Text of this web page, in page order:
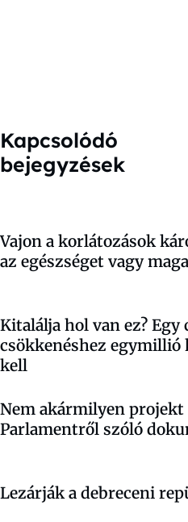
Kapcsolódó
bejegyzések
Vajon a korlátozások
az egészséget vagy
Kitalálja hol van ez?
csökkenéshez egymillió
kell
Nem akármilyen projekt
Parlamentről szóló
Lezárják a debreceni